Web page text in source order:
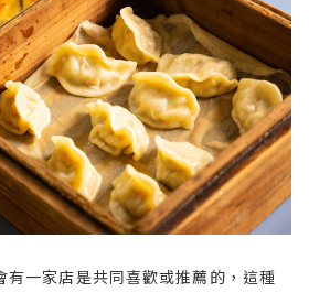
有一家店是共同喜歡或推薦的，這種